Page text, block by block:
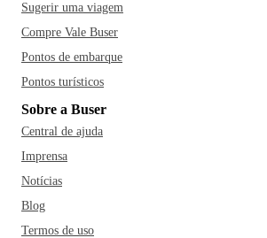
Sugerir uma viagem
Compre Vale Buser
Pontos de embarque
Pontos turísticos
Sobre a Buser
Central de ajuda
Imprensa
Notícias
Blog
Termos de uso